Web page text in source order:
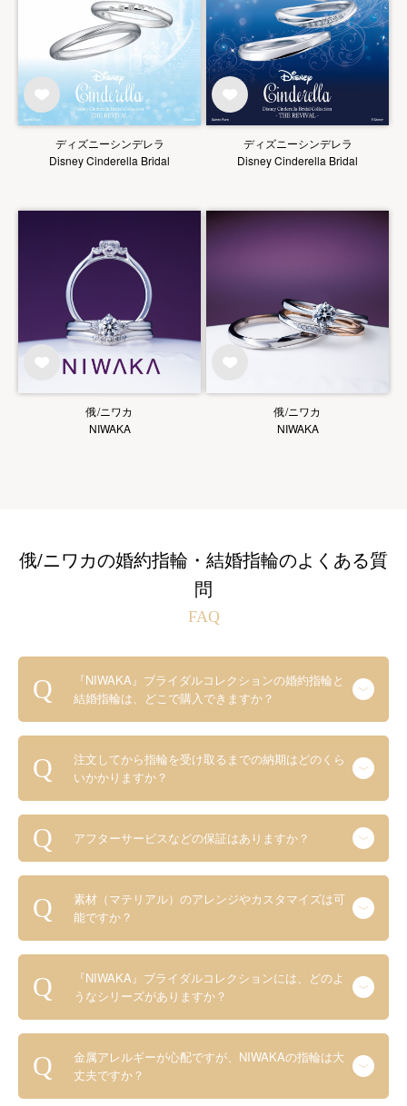
ディズニーシンデレラ
Disney Cinderella Bridal
ディズニーシンデレラ
Disney Cinderella Bridal
俄/ニワカ
NIWAKA
俄/ニワカ
NIWAKA
俄/ニワカの婚約指輪・結婚指輪のよくある質
問
FAQ
『NIWAKA』ブライダルコレクションの婚約指輪と
結婚指輪は、どこで購入できますか？
注文してから指輪を受け取るまでの納期はどのくら
いかかりますか？
アフターサービスなどの保証はありますか？
素材（マテリアル）のアレンジやカスタマイズは可
能ですか？
『NIWAKA』ブライダルコレクションには、どのよ
うなシリーズがありますか？
金属アレルギーが心配ですが、NIWAKAの指輪は大
丈夫ですか？